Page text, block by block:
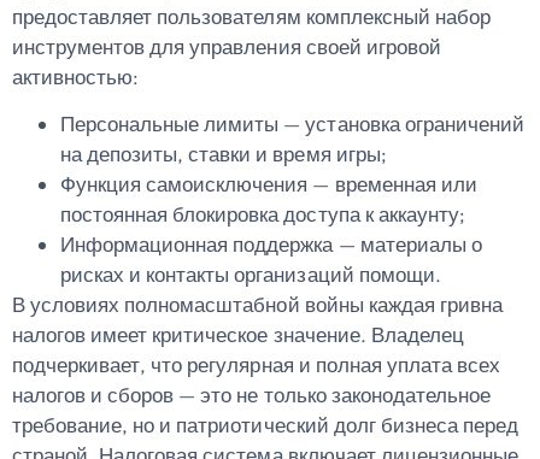
предоставляет пользователям комплексный набор
инструментов для управления своей игровой
активностью:
Персональные лимиты — установка ограничений
на депозиты, ставки и время игры;
Функция самоисключения — временная или
постоянная блокировка доступа к аккаунту;
Информационная поддержка— материалы о
рисках и контакты организаций помощи.
В условиях полномасштабной войны каждая гривна
налогов имеет критическое значение. Владелец
подчеркивает, что регулярная и полная уплата всех
налогов и сборов — это не только законодательное
требование, но и патриотический долг бизнеса перед